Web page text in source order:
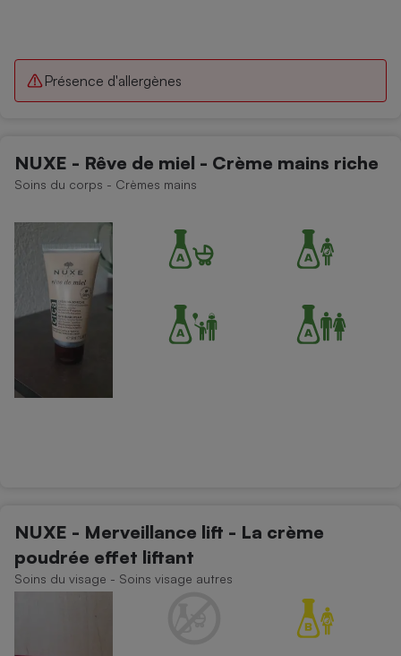
Présence d'allergènes
NUXE - Rêve de miel - Crème mains riche
Soins du corps - Crèmes mains
NUXE - Merveillance lift - La crème
poudrée effet liftant
Soins du visage - Soins visage autres